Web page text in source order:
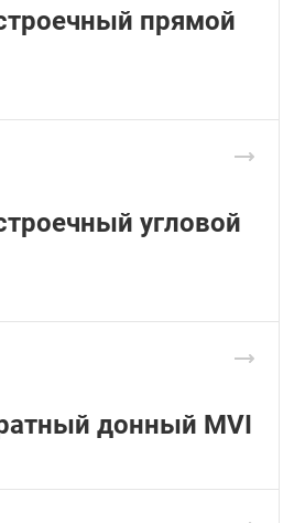
прямой
угловой
донный MVI